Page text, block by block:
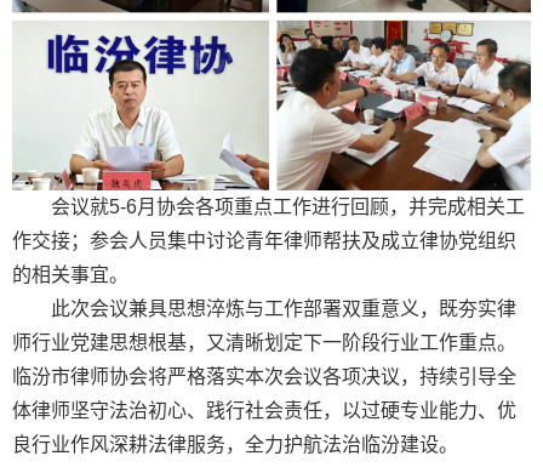
会议就5-6月协会各项重点工作进行回顾，并完成相关工
作交接；参会人员集中讨论青年律师帮扶及成立律协党组织
的相关事宜。
此次会议兼具思想淬炼与工作部署双重意义，既夯实律
师行业党建思想根基，又清晰划定下一阶段行业工作重点。
临汾市律师协会将严格落实本次会议各项决议，持续引导全
体律师坚守法治初心、践行社会责任，以过硬专业能力、优
良行业作风深耕法律服务，全力护航法治临汾建设。